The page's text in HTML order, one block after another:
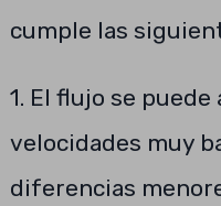
cumple las
1. El flujo se
velocidades muy
diferencias